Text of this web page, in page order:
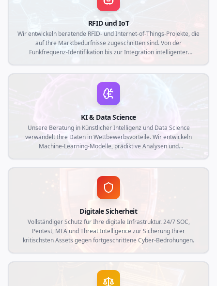
RFID und IoT
Wir entwickeln beratende RFID- und Internet-of-Things-Projekte, die
auf Ihre Marktbedürfnisse zugeschnitten sind. Von der
Funkfrequenz-Identifikation bis zur Integration intelligenter
KI & Data Science
Unsere Beratung in Künstlicher Intelligenz und Data Science
verwandelt Ihre Daten in Wettbewerbsvorteile. Wir entwickeln
Machine-Learning-Modelle, prädiktive Analysen und
Digitale Sicherheit
Vollständiger Schutz für Ihre digitale Infrastruktur. 24/7 SOC,
Pentest, MFA und Threat Intelligence zur Sicherung Ihrer
kritischsten Assets gegen fortgeschrittene Cyber-Bedrohungen.